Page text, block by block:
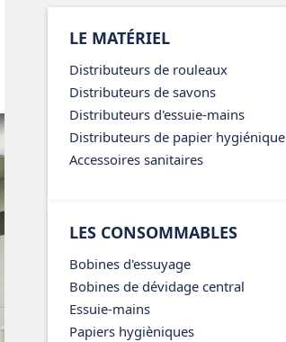
LE MATÉRIEL
Distributeurs de rouleaux
Distributeurs de savons
Distributeurs d'essuie-mains
Distributeurs de papier hygiénique
Accessoires sanitaires
LES CONSOMMABLES
Bobines d'essuyage
Bobines de dévidage central
Essuie-mains
Papiers hygièniques